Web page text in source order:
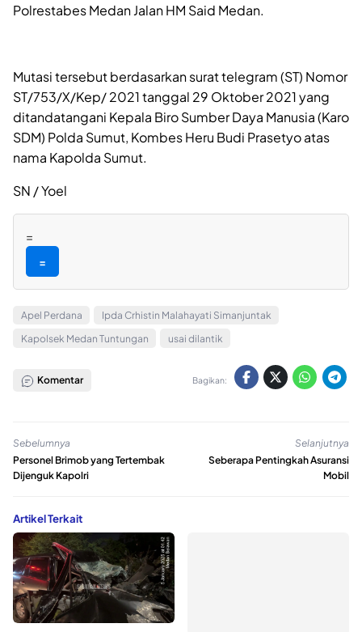
Polrestabes Medan Jalan HM Said Medan.
Mutasi tersebut berdasarkan surat telegram (ST) Nomor
ST/753/X/Kep/ 2021 tanggal 29 Oktober 2021 yang
ditandatangani Kepala Biro Sumber Daya Manusia (Karo
SDM) Polda Sumut, Kombes Heru Budi Prasetyo atas
nama Kapolda Sumut.
SN / Yoel
=
=
Apel Perdana
Ipda Crhistin Malahayati Simanjuntak
Kapolsek Medan Tuntungan
usai dilantik
Komentar Bagikan:
Sebelumnya
Personel Brimob yang Tertembak
Dijenguk Kapolri
Selanjutnya
Seberapa Pentingkah Asuransi
Mobil
Artikel Terkait